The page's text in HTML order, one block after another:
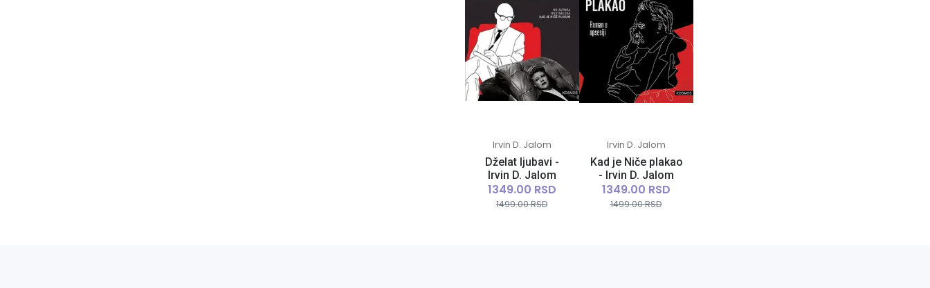
Irvin D. Jalom
Dželat ljubavi -
Irvin D. Jalom
1349.00 RSD
1499.00 RSD
Irvin D. Jalom
Kad je Niče plakao
- Irvin D. Jalom
1349.00 RSD
1499.00 RSD